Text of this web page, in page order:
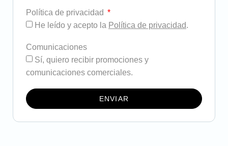
Política de privacidad
He leído y acepto la Política de privacidad.
Comunicaciones
Sí, quiero recibir promociones y
comunicaciones comerciales.
ENVIAR